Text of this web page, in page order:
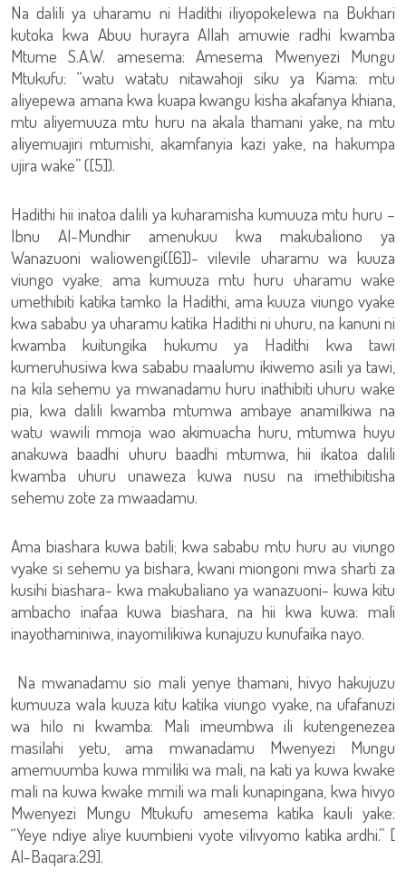
Na dalili ya uharamu ni Hadithi iliyopokelewa na Bukhari
kutoka kwa Abuu hurayra Allah amuwie radhi kwamba
Mtume S.A.W. amesema: Amesema Mwenyezi Mungu
Mtukufu: “watu watatu nitawahoji siku ya Kiama: mtu
aliyepewa amana kwa kuapa kwangu kisha akafanya khiana,
mtu aliyemuuza mtu huru na akala thamani yake, na mtu
aliyemuajiri mtumishi, akamfanyia kazi yake, na hakumpa
ujira wake” ([5]).
Hadithi hii inatoa dalili ya kuharamisha kumuuza mtu huru –
Ibnu Al-Mundhir amenukuu kwa makubaliono ya
Wanazuoni waliowengi([6])- vilevile uharamu wa kuuza
viungo vyake; ama kumuuza mtu huru uharamu wake
umethibiti katika tamko la Hadithi, ama kuuza viungo vyake
kwa sababu ya uharamu katika Hadithi ni uhuru, na kanuni ni
kwamba kuitungika hukumu ya Hadithi kwa tawi
kumeruhusiwa kwa sababu maalumu ikiwemo asili ya tawi,
na kila sehemu ya mwanadamu huru inathibiti uhuru wake
pia, kwa dalili kwamba mtumwa ambaye anamilkiwa na
watu wawili mmoja wao akimuacha huru, mtumwa huyu
anakuwa baadhi uhuru baadhi mtumwa, hii ikatoa dalili
kwamba uhuru unaweza kuwa nusu na imethibitisha
sehemu zote za mwaadamu.
Ama biashara kuwa batili; kwa sababu mtu huru au viungo
vyake si sehemu ya bishara, kwani miongoni mwa sharti za
kusihi biashara- kwa makubaliano ya wanazuoni- kuwa kitu
ambacho inafaa kuwa biashara, na hii kwa kuwa: mali
inayothaminiwa, inayomilikiwa kunajuzu kunufaika nayo.
Na mwanadamu sio mali yenye thamani, hivyo hakujuzu
kumuuza wala kuuza kitu katika viungo vyake, na ufafanuzi
wa hilo ni kwamba: Mali imeumbwa ili kutengenezea
masilahi yetu, ama mwanadamu Mwenyezi Mungu
amemuumba kuwa mmiliki wa mali, na kati ya kuwa kwake
mali na kuwa kwake mmili wa mali kunapingana, kwa hivyo
Mwenyezi Mungu Mtukufu amesema katika kauli yake:
“Yeye ndiye aliye kuumbieni vyote vilivyomo katika ardhi.” [
Al-Baqara:29].